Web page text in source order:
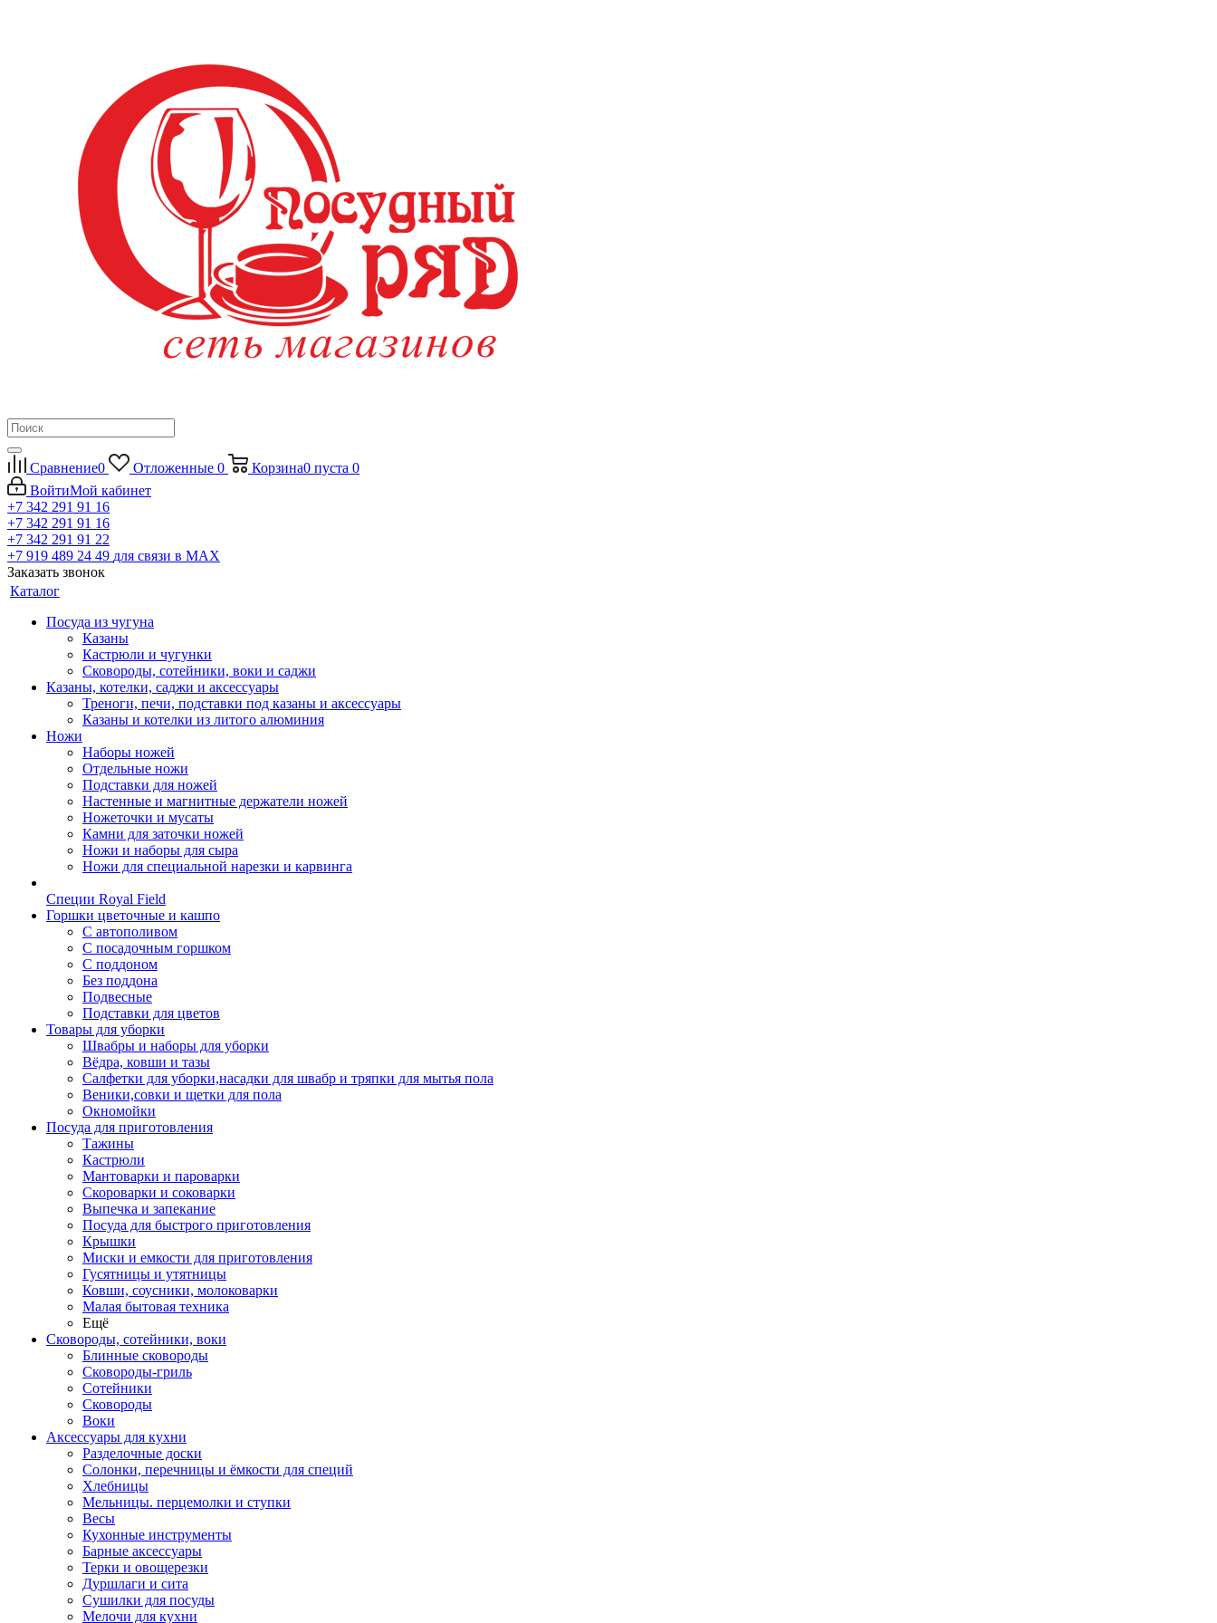
Сравнение0 Отложенные 0 Корзина0 пуста 0
ВойтиМой кабинет
+7 342 291 91 16
+7 342 291 91 16
+7 342 291 91 22
+7 919 489 24 49 для связи в МАХ
Заказать звонок
Каталог
Посуда из чугуна
Казаны
Кастрюли и чугунки
Сковороды, сотейники, воки и саджи
Казаны, котелки, саджи и аксессуары
Треноги, печи, подставки под казаны и аксессуары
Казаны и котелки из литого алюминия
Ножи
Наборы ножей
Отдельные ножи
Подставки для ножей
Настенные и магнитные держатели ножей
Ножеточки и мусаты
Камни для заточки ножей
Ножи и наборы для сыра
Ножи для специальной нарезки и карвинга
Специи Royal Field
Горшки цветочные и кашпо
С автополивом
С посадочным горшком
С поддоном
Без поддона
Подвесные
Подставки для цветов
Товары для уборки
Швабры и наборы для уборки
Вёдра, ковши и тазы
Салфетки для уборки,насадки для швабр и тряпки для мытья пола
Веники,совки и щетки для пола
Окномойки
Посуда для приготовления
Тажины
Кастрюли
Мантоварки и пароварки
Скороварки и соковарки
Выпечка и запекание
Посуда для быстрого приготовления
Крышки
Миски и емкости для приготовления
Гусятницы и утятницы
Ковши, соусники, молоковарки
Малая бытовая техника
Ещё
Сковороды, сотейники, воки
Блинные сковороды
Сковороды-гриль
Сотейники
Сковороды
Воки
Аксессуары для кухни
Разделочные доски
Солонки, перечницы и ёмкости для специй
Хлебницы
Мельницы. перцемолки и ступки
Весы
Кухонные инструменты
Барные аксессуары
Терки и овощерезки
Дуршлаги и сита
Сушилки для посуды
Мелочи для кухни